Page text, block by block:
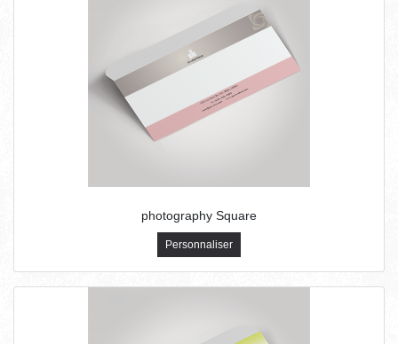
photography Square
Personnaliser